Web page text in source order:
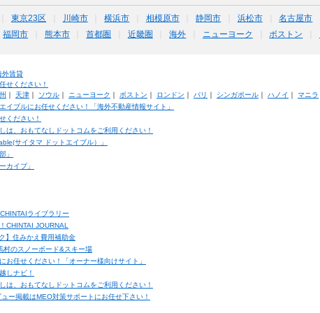
東京23区 川崎市 横浜市 相模原市 静岡市 浜松市 名古屋市
福岡市 熊本市 首都圏 近畿圏 海外 ニューヨーク ボストン
外賃貸
せください！
｜ 天津｜ ソウル｜ ニューヨーク ｜ ボストン ｜ ロンドン ｜ パリ ｜ シンガポール｜ ハノイ ｜ マニラ
ブルにお任せください！「海外不動産情報サイト」
ください！
は、おもてなしドットコムをご利用ください！
サイタマ ドットエイブル）」
」
カイブ」
ライブラリー
CHINTAI JOURNAL
】住みかえ費用補助金
村のスノーボード&スキー場
任せください！「オーナー様向けサイト」
しナビ！
は、おもてなしドットコムをご利用ください！
ー掲載はMEO対策サポートにお任せ下さい！